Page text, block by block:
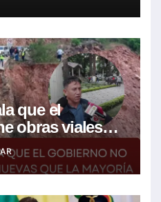
que el
obras viales
son de la